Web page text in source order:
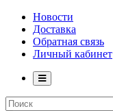
Новости
Доставка
Обратная связь
Личный кабинет